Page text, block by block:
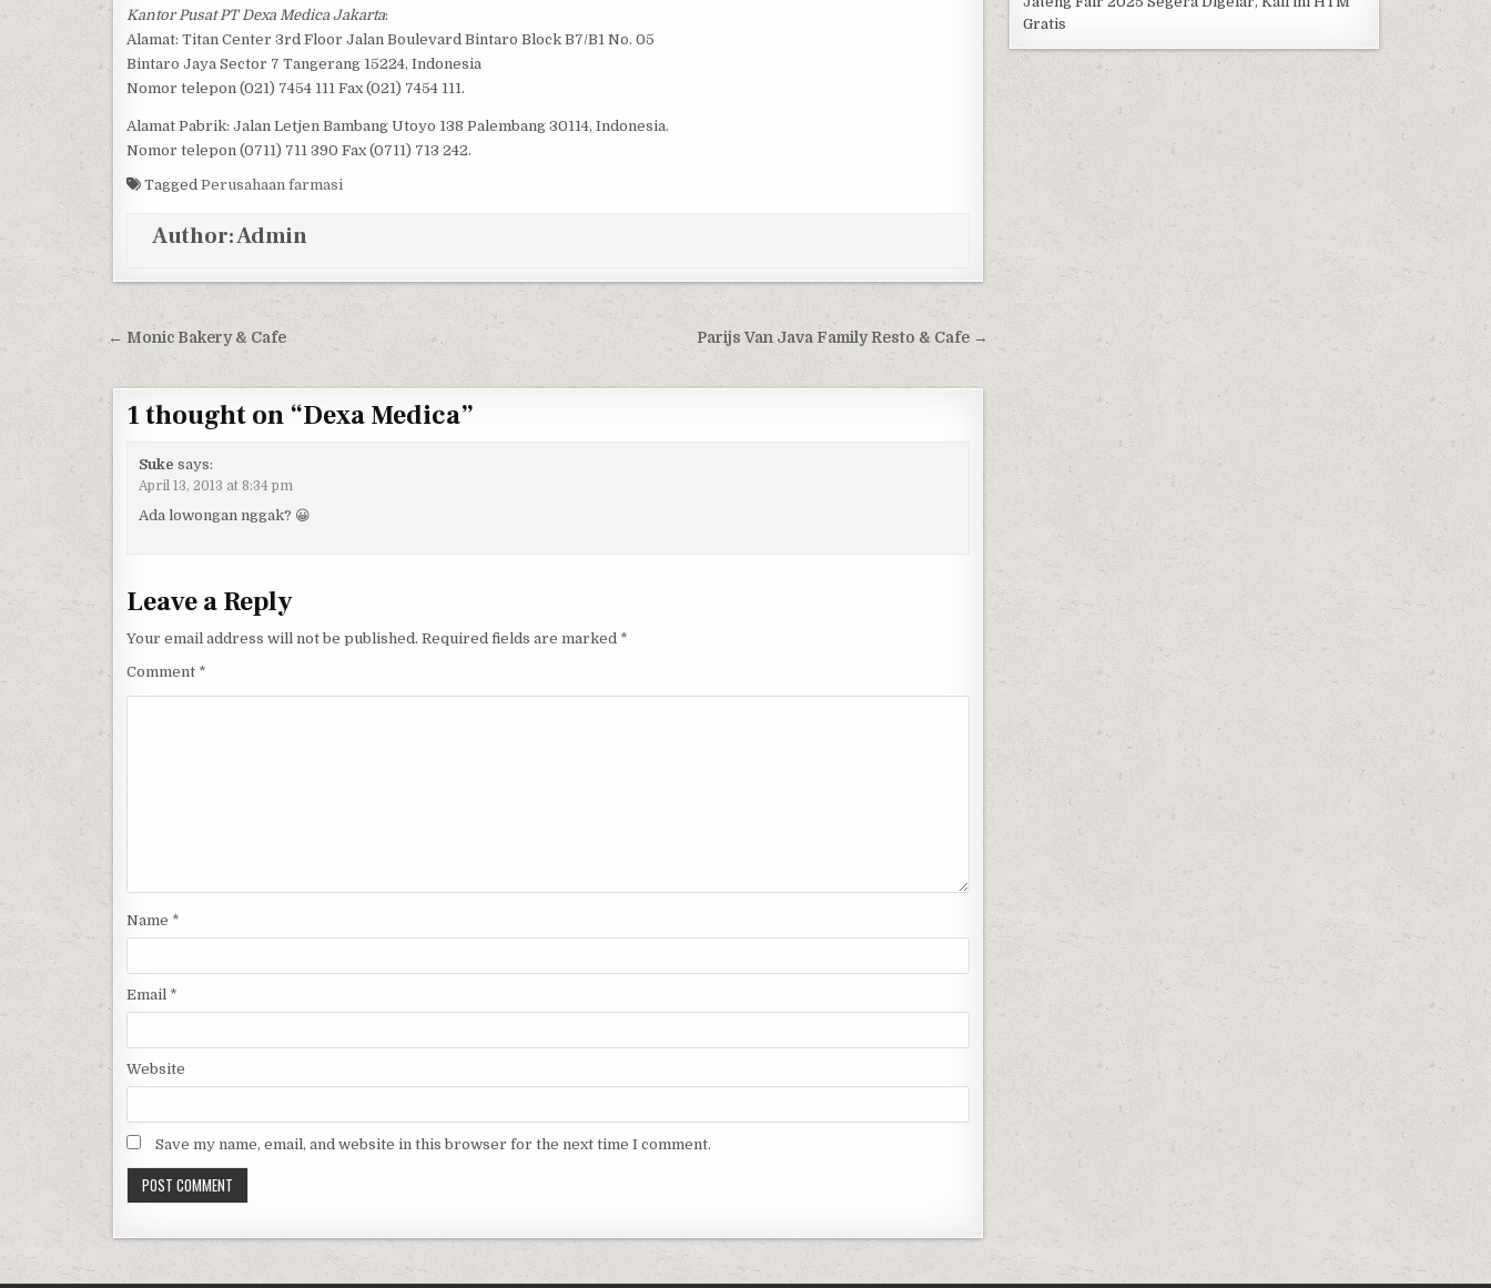
Kantor Pusat PT Dexa Medica Jakarta:
Alamat: Titan Center 3rd Floor Jalan Boulevard Bintaro Block B7/B1 No. 05
Bintaro Jaya Sector 7 Tangerang 15224, Indonesia
Nomor telepon (021) 7454 111 Fax (021) 7454 111.
Alamat Pabrik: Jalan Letjen Bambang Utoyo 138 Palembang 30114, Indonesia.
Nomor telepon (0711) 711 390 Fax (0711) 713 242.
Tagged Perusahaan farmasi
Author:Admin
Post navigation Parijs Van Java Family Resto & Cafe →
← Monic Bakery & Cafe
1 thought on “Dexa Medica”
Suke says:
April 13, 2013 at 8:34 pm
Ada lowongan nggak? 😀
Leave a Reply
Your email address will not be published. Required fields are marked *
Comment *
Name *
Email *
Website
Save my name, email, and website in this browser for the next time I comment.
Gratis